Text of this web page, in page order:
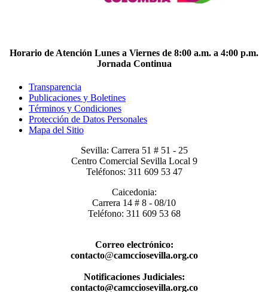
Horario de Atención Lunes a Viernes de 8:00 a.m. a 4:00 p.m.
Jornada Continua
Transparencia
Publicaciones y Boletines
Términos y Condiciones
Protección de Datos Personales
Mapa del Sitio
Sevilla: Carrera 51 # 51 - 25
Centro Comercial Sevilla Local 9
Teléfonos: 311 609 53 47
Caicedonia:
Carrera 14 # 8 - 08/10
Teléfono: 311 609 53 68
Correo electrónico:
contacto@camcciosevilla.org.co
Notificaciones Judiciales:
contacto@camcciosevilla.org.co